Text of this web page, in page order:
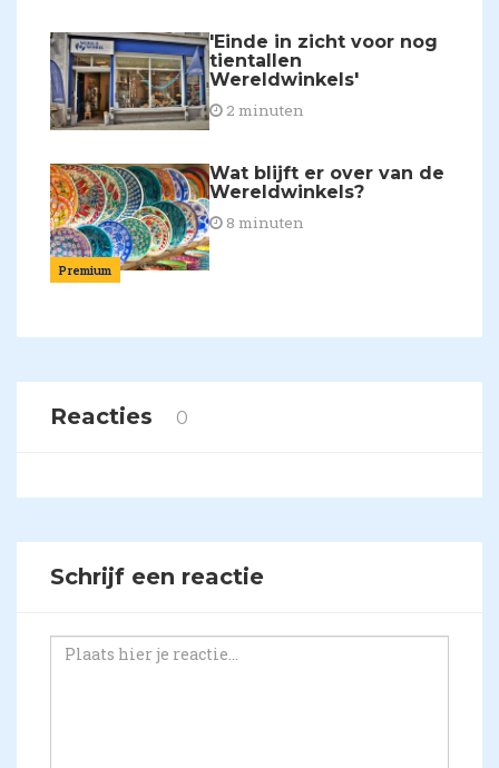
'Einde in zicht voor nog
tientallen
Wereldwinkels'
2 minuten
Premium
Wat blijft er over van de
Wereldwinkels?
8 minuten
Reacties 0
Schrijf een reactie